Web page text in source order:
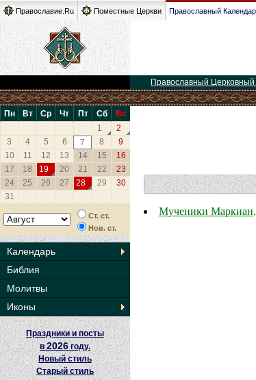
Православие.Ru Поместные Церкви Православный
Православный Церковный
Пн Вт Ср Чт Пт Сб
Вс
1
2
3
4 5 6 7 8
9
10
11 12 13 14 15
16
17
18 19 20 21 22
23
24
25 26 27 28 29
30
31
Ст. ст.
Нов. ст.
Календарь
Библия
Молитвы
Иконы
Праздники и посты
в2026 году.
Новый стиль
Старый стиль
Мученики